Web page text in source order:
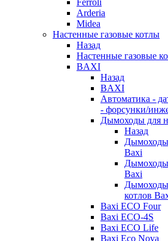
Ferroli
Arderia
Midea
Настенные газовые котлы
Назад
Настенные газовые
BAXI
Назад
BAXI
Автоматика -
- форсунки/
Дымоходы для
Назад
Дымоходы
Baxi
Дымоходы
Baxi
Дымоходы
котлов
Baxi ECO Four
Baxi ECO-4S
Baxi ECO Life
Baxi Eco Nova